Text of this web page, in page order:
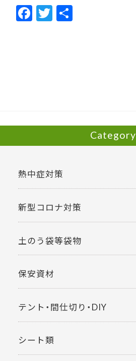
F
ac
T
w
Category
熱中症対策
新型コロナ対策
土のう袋等袋物
保安資材
テント・間仕切り・DIY
シート類